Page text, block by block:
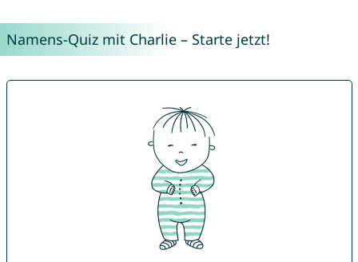
Namens-Quiz mit Charlie – Starte jetzt!